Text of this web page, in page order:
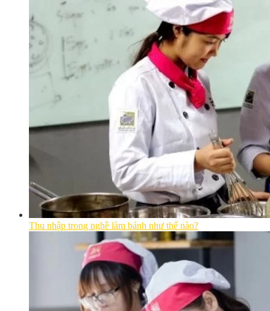
Thu nhập trong nghề làm bánh như thế nào?